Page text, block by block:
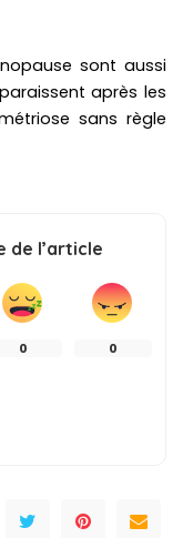
sont aussi
après les
sans règle
de l’article
0 0